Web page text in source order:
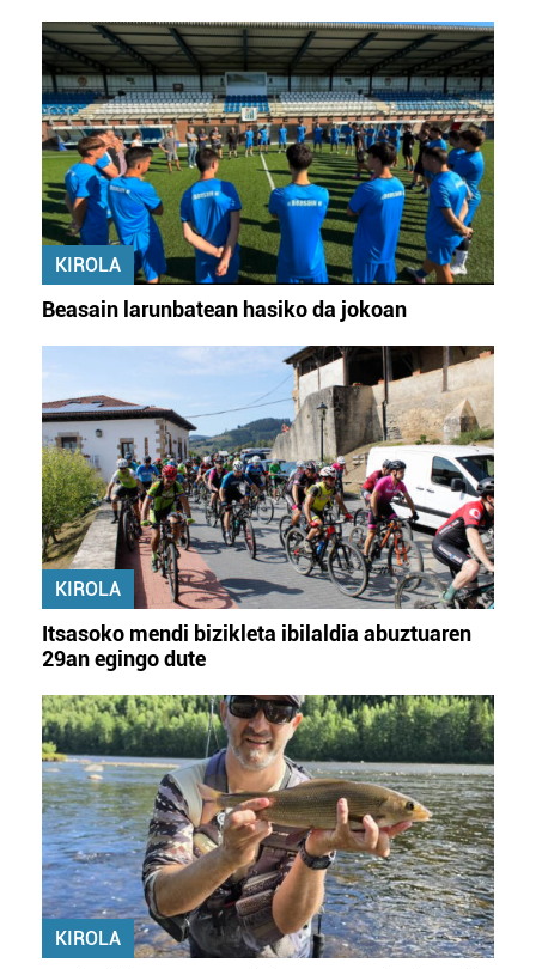
KIROLA
Beasain larunbatean hasiko da jokoan
KIROLA
Itsasoko mendi bizikleta ibilaldia abuztuaren
29an egingo dute
KIROLA